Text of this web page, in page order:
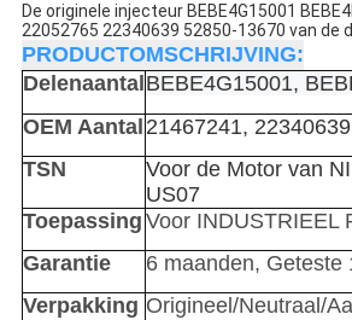
De originele injecteur BEBE4G15001
22052765 22340639 52850-13670 van de
PRODUCTOMSCHRIJVING:
Delenaantal BEBE4G15001,
OEM Aantal 21467241,
TSN
Voor de Motor van
US07
Toepassing Voor INDUSTRIEEL
Garantie
6 maanden, Geteste
Verpakking Origineel/Neutraal/